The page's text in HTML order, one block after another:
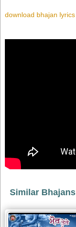
download bhajan lyrics
Similar Bhajans